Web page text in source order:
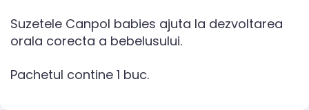
Suzetele Canpol babies ajuta la dezvoltarea
orala corecta a bebelusului.
Pachetul contine 1 buc.